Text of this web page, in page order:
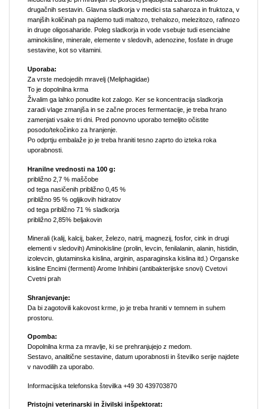
drugačnih sestavin. Glavna sladkorja v medici sta saharoza in fruktoza, v
manjših količinah pa najdemo tudi maltozo, trehalozo, melezitozo, rafinozo
in druge oligosaharide. Poleg sladkorja in vode vsebuje tudi esencialne
aminokisline, minerale, elemente v sledovih, adenozine, fosfate in druge
sestavine, kot so vitamini.
Uporaba:
Za vrste medojedih mravelj (Meliphagidae)
To je dopolnilna krma
Živalim ga lahko ponudite kot zalogo. Ker se koncentracija sladkorja
zaradi vlage zmanjša in se začne proces fermentacije, je treba hrano
zamenjati vsake tri dni. Pred ponovno uporabo temeljito očistite
posodo/tekočinko za hranjenje.
Po odprtju embalaže jo je treba hraniti tesno zaprto do izteka roka
uporabnosti.
Hranilne vrednosti na 100 g:
približno 2,7 % maščobe
od tega nasičenih približno 0,45 %
približno 95 % ogljikovih hidratov
od tega približno 71 % sladkorja
približno 2,85% beljakovin
Minerali (kalij, kalcij, baker, železo, natrij, magnezij, fosfor, cink in drugi
elementi v sledovih) Aminokisline (prolin, levcin, fenilalanin, alanin, histidin,
izolevcin, glutaminska kislina, arginin, asparaginska kislina itd.) Organske
kisline Encimi (fermenti) Arome Inhibini (antibakterijske snovi) Cvetovi
Cvetni prah
Shranjevanje:
Da bi zagotovili kakovost krme, jo je treba hraniti v temnem in suhem
prostoru.
Opomba:
Dopolnilna krma za mravlje, ki se prehranjujejo z medom.
Sestavo, analitične sestavine, datum uporabnosti in številko serije najdete
v navodilih za uporabo.
Informacijska telefonska številka +49 30 439703870
Pristojni veterinarski in živilski inšpektorat: